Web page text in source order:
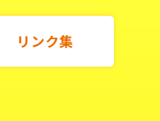
リンク集